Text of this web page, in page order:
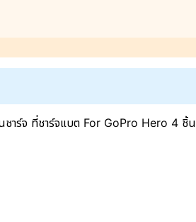
าร์จ ที่ชาร์จแบต For GoPro Hero 4 ชิ้น